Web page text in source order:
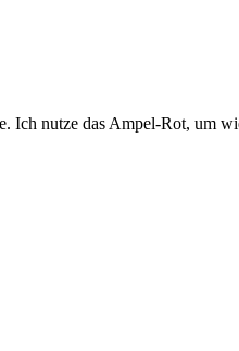
Ich nutze das Ampel-Rot, um